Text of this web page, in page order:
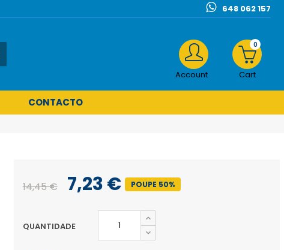
648 062 157
0
Cart
Account
CONTACTO
14,45 € 7,23 € POUPE 50%
QUANTIDADE